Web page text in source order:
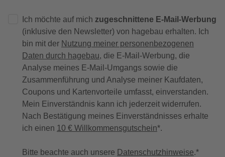
Ich möchte auf mich zugeschnittene E-Mail-Werbung
(inklusive den Newsletter) von hagebau erhalten. Ich
bin mit der Nutzung meiner personenbezogenen
Daten durch hagebau, die E-Mail-Werbung, die
Analyse meines E-Mail-Umgangs sowie die
Zusammenführung und Analyse meiner Kaufdaten,
Coupons und Kartenvorteile umfasst, einverstanden.
Mein Einverständnis kann ich jederzeit widerrufen.
Nach Bestätigung meines Einverständnisses erhalte
ich einen 10 € Willkommensgutschein*.
Bitte beachte auch unsere Datenschutzhinweise.